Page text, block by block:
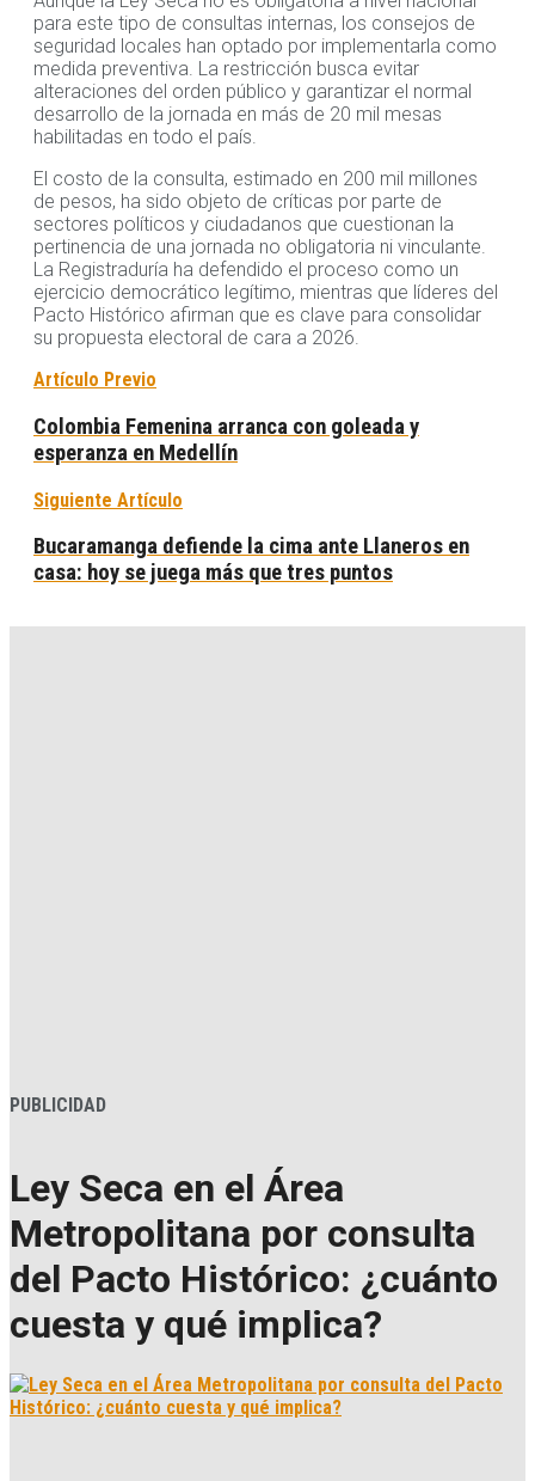
para este tipo de consultas internas, los consejos de
seguridad locales han optado por implementarla como
medida preventiva. La restricción busca evitar
alteraciones del orden público y garantizar el normal
desarrollo de la jornada en más de 20 mil mesas
habilitadas en todo el país.
El costo de la consulta, estimado en 200 mil millones
de pesos, ha sido objeto de críticas por parte de
sectores políticos y ciudadanos que cuestionan la
pertinencia de una jornada no obligatoria ni vinculante.
La Registraduría ha defendido el proceso como un
ejercicio democrático legítimo, mientras que líderes del
Pacto Histórico afirman que es clave para consolidar
su propuesta electoral de cara a 2026.
Artículo Previo
Colombia Femenina arranca con goleada y
esperanza en Medellín
Siguiente Artículo
Bucaramanga defiende la cima ante Llaneros en
casa: hoy se juega más que tres puntos
PUBLICIDAD
Ley Seca en el Área
Metropolitana por consulta
del Pacto Histórico: ¿cuánto
cuesta y qué implica?